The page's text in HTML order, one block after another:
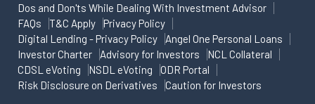
Dos and Don'ts While Dealing With Investment Advisor
FAQs
T&C Apply
Privacy Policy
Digital Lending - Privacy Policy
Angel One Personal Loans
Investor Charter
Advisory for Investors
NCL Collateral
CDSL eVoting
NSDL eVoting
ODR Portal
Risk Disclosure on Derivatives
Caution for Investors